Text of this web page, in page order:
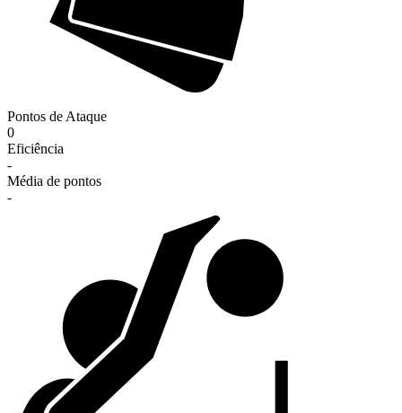
Pontos de Ataque
0
Eficiência
-
Média de pontos
-